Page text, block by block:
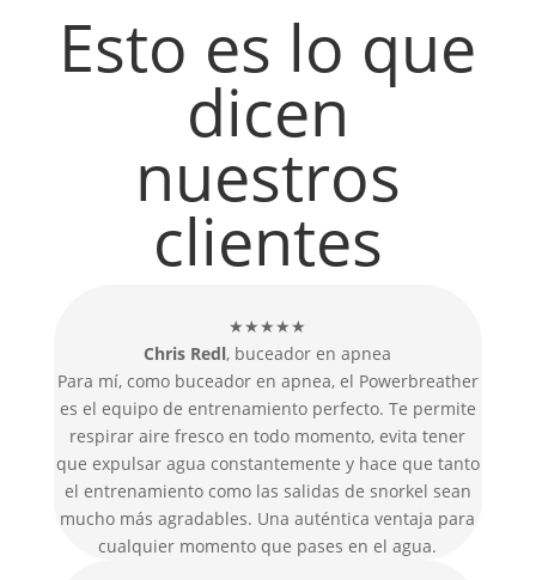
Esto es lo que
dicen
nuestros
clientes
Para mí, como buceador en apnea, el Powerbreather
es el equipo de entrenamiento perfecto. Te permite
respirar aire fresco en todo momento, evita tener
que expulsar agua constantemente y hace que tanto
el entrenamiento como las salidas de snorkel sean
mucho más agradables. Una auténtica ventaja para
cualquier momento que pases en el agua.
★★★★★
Chris Redl, buceador en apnea